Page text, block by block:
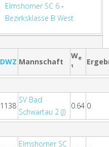
Elmshorner SC 6-
Bezirksklasse B West
DWZ Mannschaft
We
¹
1138
SV Bad
Schwartau 2 (J)
0.64 0
Elmshorner SC